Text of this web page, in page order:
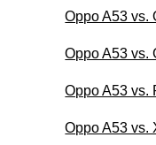
Oppo A53 vs.
Oppo A53 vs.
Oppo A53 vs.
Oppo A53 vs.